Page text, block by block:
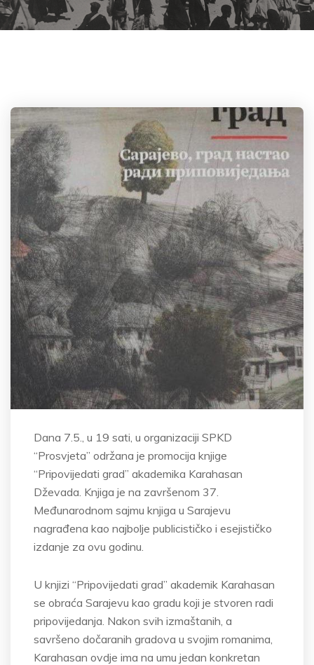
Dana 7.5., u 19 sati, u organizaciji SPKD
“Prosvjeta” održana je promocija knjige
“Pripovijedati grad” akademika Karahasan
Dževada. Knjiga je na završenom 37.
Međunarodnom sajmu knjiga u Sarajevu
nagrađena kao najbolje publicističko i esejističko
izdanje za ovu godinu.
U knjizi “Pripovijedati grad” akademik Karahasan
se obraća Sarajevu kao gradu koji je stvoren radi
pripovijedanja. Nakon svih izmaštanih, a
savršeno dočaranih gradova u svojim romanima,
Karahasan ovdje ima na umu jedan konkretan